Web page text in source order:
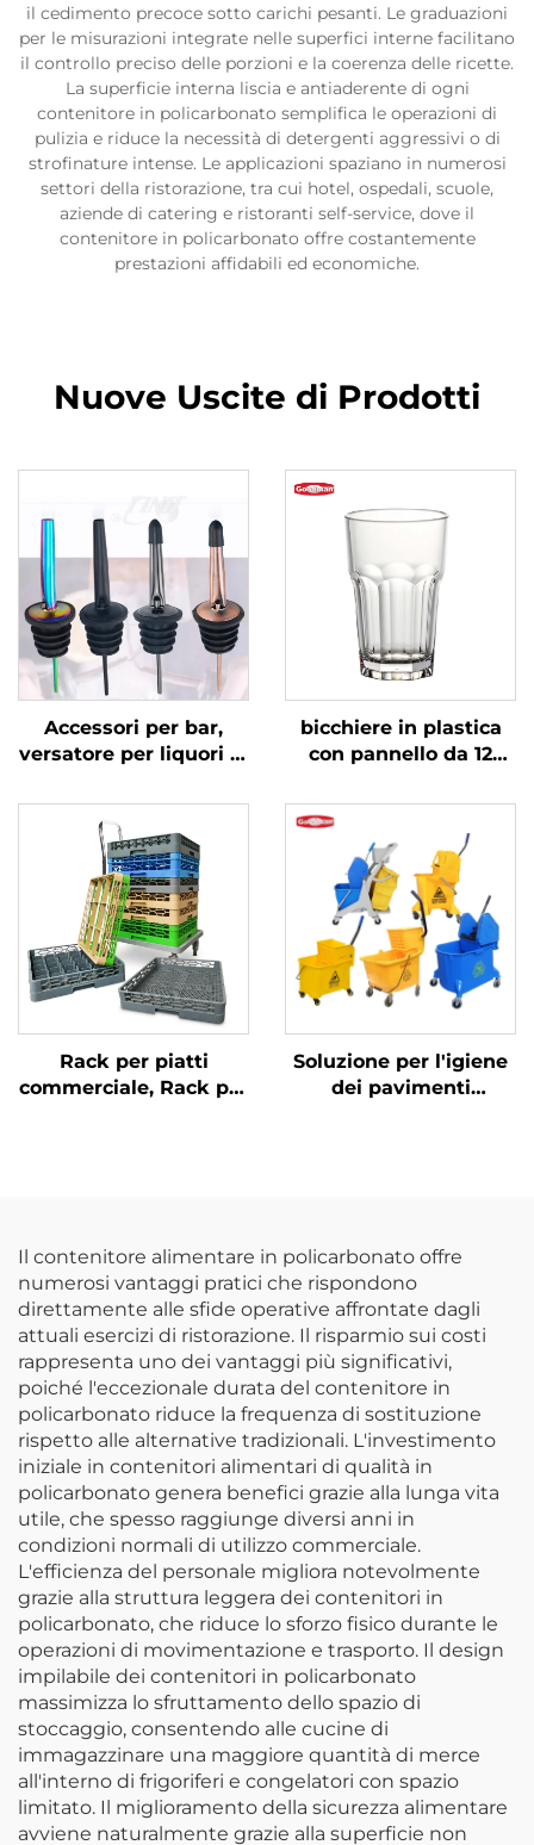
il cedimento precoce sotto carichi pesanti. Le graduazioni
per le misurazioni integrate nelle superfici interne facilitano
il controllo preciso delle porzioni e la coerenza delle ricette.
La superficie interna liscia e antiaderente di ogni
contenitore in policarbonato semplifica le operazioni di
pulizia e riduce la necessità di detergenti aggressivi o di
strofinature intense. Le applicazioni spaziano in numerosi
settori della ristorazione, tra cui hotel, ospedali, scuole,
aziende di catering e ristoranti self-service, dove il
contenitore in policarbonato offre costantemente
prestazioni affidabili ed economiche.
Nuove Uscite di Prodotti
Accessori per bar,
versatore per liquori in
bicchiere in plastica
con pannello da 12
trasparente, DR3014CL
Rack per piatti
commerciale, Rack per
Soluzione per l'igiene
dei pavimenti
Il contenitore alimentare in policarbonato offre
numerosi vantaggi pratici che rispondono
direttamente alle sfide operative affrontate dagli
attuali esercizi di ristorazione. Il risparmio sui costi
rappresenta uno dei vantaggi più significativi,
poiché l'eccezionale durata del contenitore in
policarbonato riduce la frequenza di sostituzione
rispetto alle alternative tradizionali. L'investimento
iniziale in contenitori alimentari di qualità in
policarbonato genera benefici grazie alla lunga vita
utile, che spesso raggiunge diversi anni in
condizioni normali di utilizzo commerciale.
L'efficienza del personale migliora notevolmente
grazie alla struttura leggera dei contenitori in
policarbonato, che riduce lo sforzo fisico durante le
operazioni di movimentazione e trasporto. Il design
impilabile dei contenitori in policarbonato
massimizza lo sfruttamento dello spazio di
stoccaggio, consentendo alle cucine di
immagazzinare una maggiore quantità di merce
all'interno di frigoriferi e congelatori con spazio
limitato. Il miglioramento della sicurezza alimentare
avviene naturalmente grazie alla superficie non